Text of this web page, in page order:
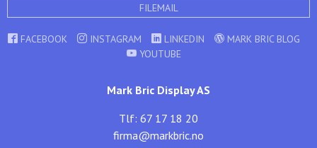
FILEMAIL
FACEBOOK INSTAGRAM LINKEDIN
MARK BRIC BLOG
YOUTUBE
Mark Bric Display AS
Tlf: 67 17 18 20
firma@markbric.no